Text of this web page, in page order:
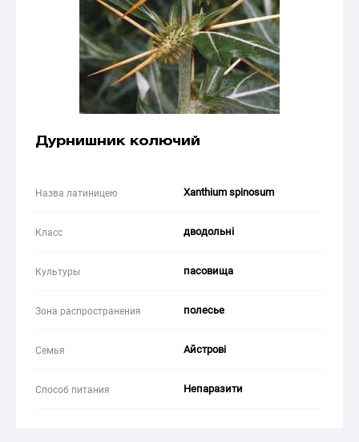
Дурнишник колючий
Назва латиницею Xanthium spinosum
Класс дводольні
Культуры пасовища
Зона распространения полесье
Семья Айстрові
Способ питания Непаразити